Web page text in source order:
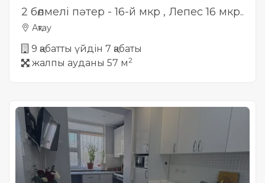
2 бөлмелі пәтер - 16-й мкр , Лепес 16 мкр..
Ақтау
9 қабатты үйдін 7 қабаты
жалпы ауданы 57 м2